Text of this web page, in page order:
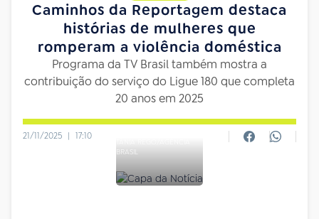
Caminhos da Reportagem destaca
histórias de mulheres que
romperam a violência doméstica
Programa da TV Brasil também mostra a
contribuição do serviço do Ligue 180 que completa
20 anos em 2025
21/11/2025 | 17:10
BRASIL